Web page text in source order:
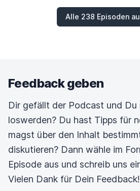
Alle 238 Episoden
Feedback geben
Dir gefällt der Podcast und
loswerden? Du hast Tipps für
magst über den Inhalt
diskutieren? Dann wähle im
Episode aus und schreib uns
Vielen Dank für Dein Feedback!